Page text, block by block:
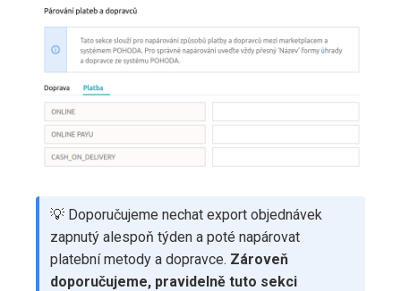
💡 Doporučujeme nechat export objednávek
zapnutý alespoň týden a poté napárovat
platební metody a dopravce. Zároveň
doporučujeme, pravidelně tuto sekci